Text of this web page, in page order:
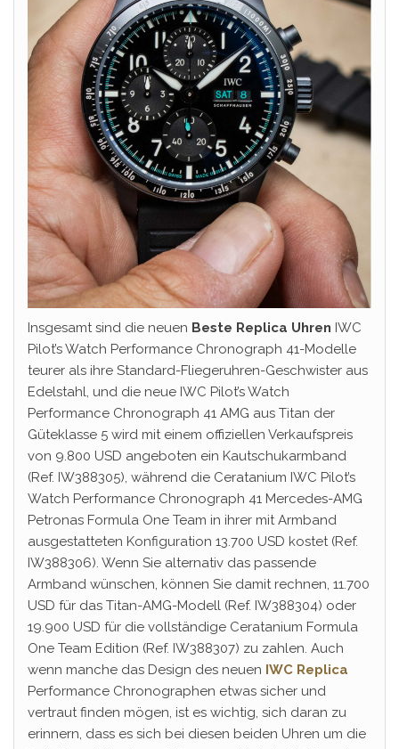
Insgesamt sind die neuen Beste Replica Uhren IWC
Pilot’s Watch Performance Chronograph 41-Modelle
teurer als ihre Standard-Fliegeruhren-Geschwister aus
Edelstahl, und die neue IWC Pilot’s Watch
Performance Chronograph 41 AMG aus Titan der
Güteklasse 5 wird mit einem offiziellen Verkaufspreis
von 9.800 USD angeboten ein Kautschukarmband
(Ref. IW388305), während die Ceratanium IWC Pilot’s
Watch Performance Chronograph 41 Mercedes-AMG
Petronas Formula One Team in ihrer mit Armband
ausgestatteten Konfiguration 13.700 USD kostet (Ref.
IW388306). Wenn Sie alternativ das passende
Armband wünschen, können Sie damit rechnen, 11.700
USD für das Titan-AMG-Modell (Ref. IW388304) oder
19.900 USD für die vollständige Ceratanium Formula
One Team Edition (Ref. IW388307) zu zahlen. Auch
wenn manche das Design des neuen IWC Replica
Performance Chronographen etwas sicher und
vertraut finden mögen, ist es wichtig, sich daran zu
erinnern, dass es sich bei diesen beiden Uhren um die